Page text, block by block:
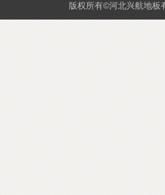
版权所有©河北兴航地板